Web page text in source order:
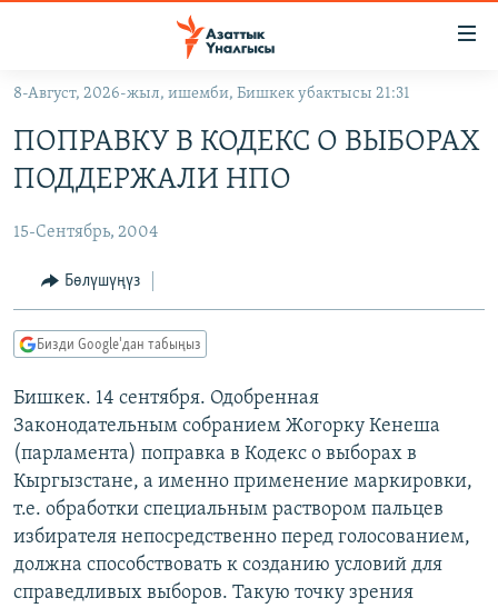
Навигацияга
өтүңүз
салыңызКЫРГЫЗСТАН
САЯСАТ
ЭКОНОМИКА
ДҮЙНӨ
ДҮЙНӨ
БОРБОР АЗИЯ
УКРАИНА
АТАЙЫН ИЛИКТӨӨ
БҮГҮН АЗАТТЫКТА
ЭКСПЕРТТЕР ТАЛДАЙТ
БИЗ ЖАНА ДҮЙНӨ
ДАНИСТЕ
ЭЖЕ-СИҢДИЛЕР
АЗАТТЫК+
ЫҢГАЙСЫЗ СУРООЛОР
ПОДКАСТ
ӨЗГӨЧӨ ПИКИР
Русский
ОНЛАЙН ШЕРИНЕ
8-Август, 2026-жыл, ишемби, Бишкек убактысы 21:31
ПОПРАВКУ В КОДЕКС О ВЫБОРАХ
ПОДДЕРЖАЛИ НПО
15-Сентябрь, 2004
Бөлүшүңүз
Бизди Google'дан табыңыз
Бишкек. 14 сентября. Одобренная
Законодательным собранием Жогорку Кенеша
(парламента) поправка в Кодекс о выборах в
Кыргызстане, а именно применение маркировки,
т.е. обработки специальным раствором пальцев
избирателя непосредственно перед голосованием,
должна способствовать к созданию условий для
справедливых выборов. Такую точку зрения